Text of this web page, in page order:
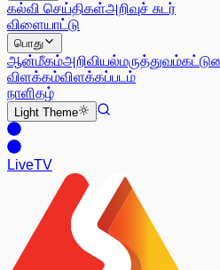
கல்வி செய்திகள்அறிவுச் சுடர்
விளையாட்டு
பொது
ஆன்மீகம்அறிவியல்மருத்துவம்
விளக்கம்விளக்கப்படம்
நாளிதழ்
Light Theme
LiveTV